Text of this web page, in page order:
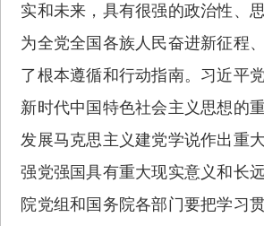
实和未来，具有很强的政治性、
为全党全国各族人民奋进新征程
了根本遵循和行动指南。习近平
新时代中国特色社会主义思想的
发展马克思主义建党学说作出重
强党强国具有重大现实意义和长
院党组和国务院各部门要把学习